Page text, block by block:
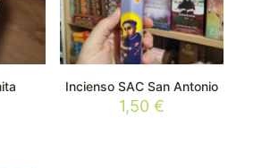
Incienso SAC San Antonio
1,50 €